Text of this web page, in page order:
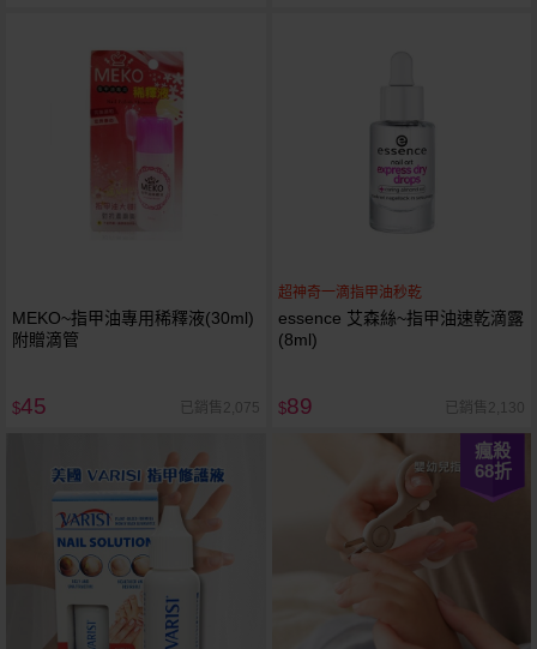
MEKO~指甲油專用稀釋液(30ml)
附贈滴管
$45 已銷售2,075
超神奇一滴指甲油秒乾
essence 艾森絲~指甲油速乾滴露
(8ml)
$89 已銷售2,130
瘋殺
68折